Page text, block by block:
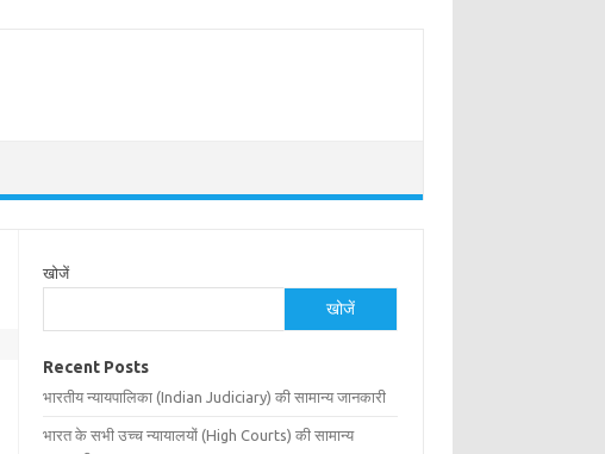
खोजें
खोजें
Recent Posts
भारतीय न्यायपालिका (Indian Judiciary) की सामान्य जानकारी
भारत के सभी उच्च न्यायालयों (High Courts) की सामान्य